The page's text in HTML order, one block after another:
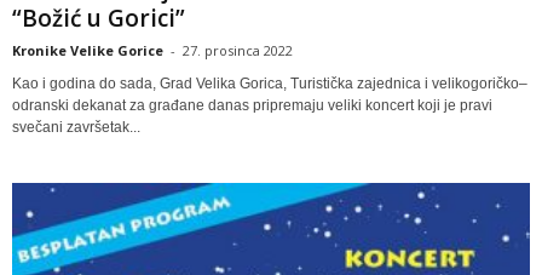
“Božić u Gorici”
Kronike Velike Gorice - 27. prosinca 2022
Kao i godina do sada, Grad Velika Gorica, Turistička zajednica i velikogoričko–
odranski dekanat za građane danas pripremaju veliki koncert koji je pravi
svečani završetak...